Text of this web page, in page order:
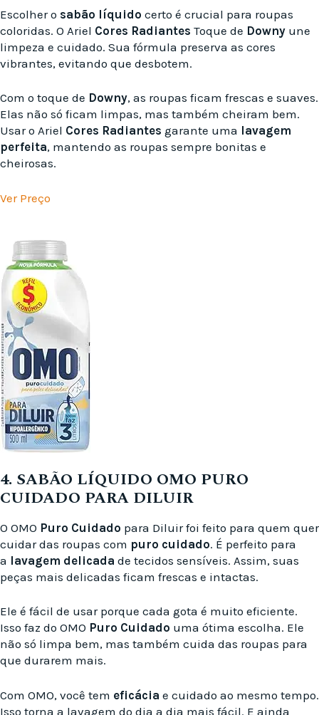
Escolher o sabão líquido certo é crucial para roupas
coloridas. O Ariel Cores Radiantes Toque de Downy une
limpeza e cuidado. Sua fórmula preserva as cores
vibrantes, evitando que desbotem.
Com o toque de Downy, as roupas ficam frescas e suaves.
Elas não só ficam limpas, mas também cheiram bem.
Usar o Ariel Cores Radiantes garante uma lavagem
perfeita, mantendo as roupas sempre bonitas e
cheirosas.
Ver Preço
4. SABÃO LÍQUIDO OMO PURO
CUIDADO PARA DILUIR
O OMO Puro Cuidado para Diluir foi feito para quem quer
cuidar das roupas com puro cuidado. É perfeito para
a lavagem delicada de tecidos sensíveis. Assim, suas
peças mais delicadas ficam frescas e intactas.
Ele é fácil de usar porque cada gota é muito eficiente.
Isso faz do OMO Puro Cuidado uma ótima escolha. Ele
não só limpa bem, mas também cuida das roupas para
que durarem mais.
Com OMO, você tem eficácia e cuidado ao mesmo tempo.
Isso torna a lavagem do dia a dia mais fácil. E ainda